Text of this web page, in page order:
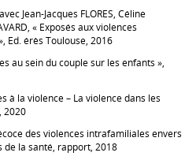
Jean‑Jacques FLORES, Céline
« Exposés aux violences
Ed. érès Toulouse, 2016
au sein du couple sur les enfants »,
à la violence – La violence dans les
2020
des violences intrafamiliales envers
de la santé, rapport, 2018